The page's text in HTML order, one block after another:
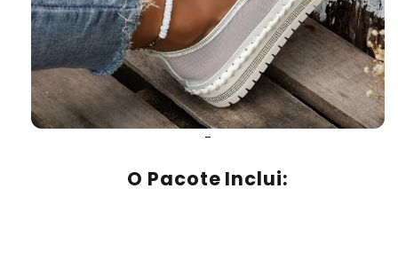
-
O Pacote Inclui: